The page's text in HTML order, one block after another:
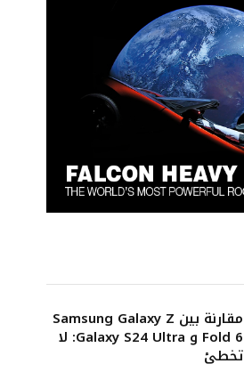
مقارنة بين Samsung Galaxy Z
Fold 6 و Galaxy S24 Ultra: لا
تخطئ